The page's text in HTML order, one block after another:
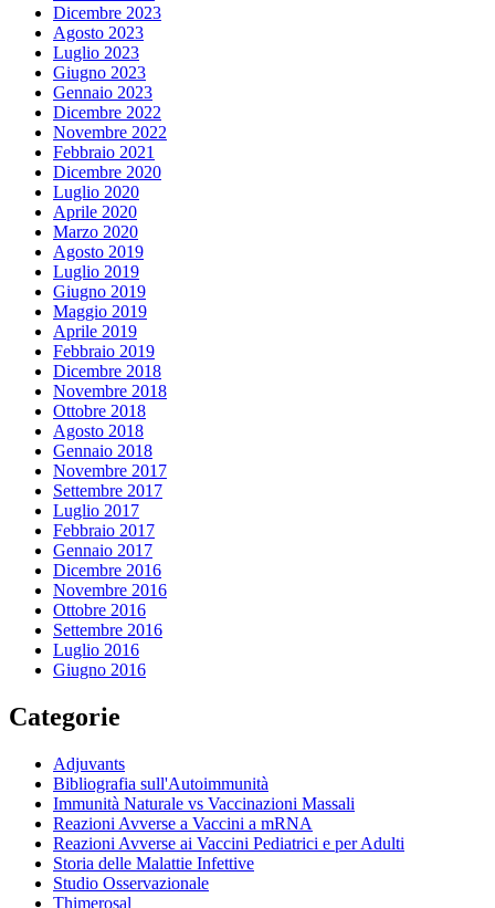
Dicembre 2023
Agosto 2023
Luglio 2023
Giugno 2023
Gennaio 2023
Dicembre 2022
Novembre 2022
Febbraio 2021
Dicembre 2020
Luglio 2020
Aprile 2020
Marzo 2020
Agosto 2019
Luglio 2019
Giugno 2019
Maggio 2019
Aprile 2019
Febbraio 2019
Dicembre 2018
Novembre 2018
Ottobre 2018
Agosto 2018
Gennaio 2018
Novembre 2017
Settembre 2017
Luglio 2017
Febbraio 2017
Gennaio 2017
Dicembre 2016
Novembre 2016
Ottobre 2016
Settembre 2016
Luglio 2016
Giugno 2016
Categorie
Adjuvants
Bibliografia sull'Autoimmunità
Immunità Naturale vs Vaccinazioni Massali
Reazioni Avverse a Vaccini a mRNA
Reazioni Avverse ai Vaccini Pediatrici e per Adulti
Storia delle Malattie Infettive
Studio Osservazionale
Thimerosal